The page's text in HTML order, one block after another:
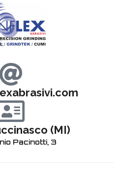
(MI)
Pacinotti, 3